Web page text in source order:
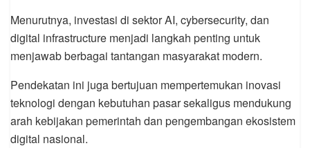
Menurutnya, investasi di sektor AI, cybersecurity, dan
digital infrastructure menjadi langkah penting untuk
menjawab berbagai tantangan masyarakat modern.
Pendekatan ini juga bertujuan mempertemukan inovasi
teknologi dengan kebutuhan pasar sekaligus mendukung
arah kebijakan pemerintah dan pengembangan ekosistem
digital nasional.